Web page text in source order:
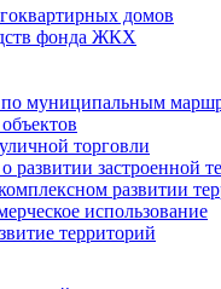
домов
фонда ЖКХ
по муниципальным
торговли
развитии застроенной
развитии
использование
территорий